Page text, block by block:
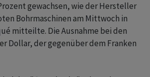
gewachsen, wie der Hersteller
Bohrmaschinen am Mittwoch in
mitteilte. Die Ausnahme bei den
Dollar, der gegenüber dem Franken